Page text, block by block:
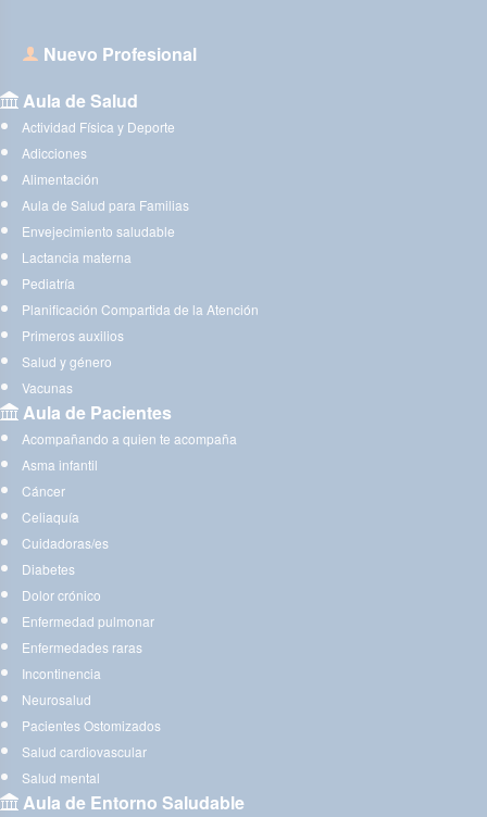
Nuevo Profesional
Aula de Salud
Actividad Física y Deporte
Adicciones
Alimentación
Aula de Salud para Familias
Envejecimiento saludable
Lactancia materna
Pediatría
Planificación Compartida de la Atención
Primeros auxilios
Salud y género
Vacunas
Aula de Pacientes
Acompañando a quien te acompaña
Asma infantil
Cáncer
Celiaquía
Cuidadoras/es
Diabetes
Dolor crónico
Enfermedad pulmonar
Enfermedades raras
Incontinencia
Neurosalud
Pacientes Ostomizados
Salud cardiovascular
Salud mental
Aula de Entorno Saludable